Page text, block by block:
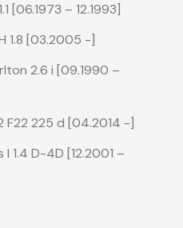
[06.1973 – 12.1993]
1.8 [03.2005 -]
2.6 i [09.1990 –
F22 225 d [04.2014 -]
1.4 D-4D [12.2001 –